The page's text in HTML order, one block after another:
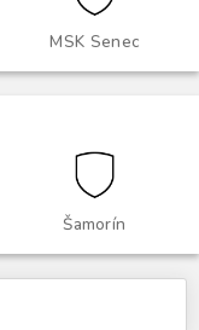
MSK Senec
Šamorín